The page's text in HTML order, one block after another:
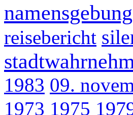
namensgebung
reisebericht
1983 09.
1973 1975